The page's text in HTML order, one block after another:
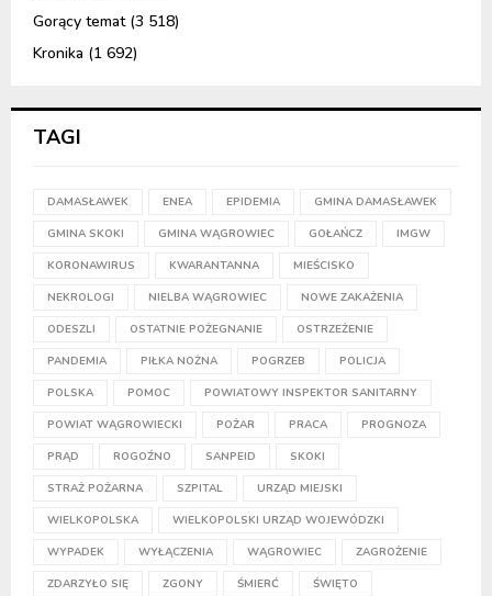
Gorący temat(3 518)
Kronika (1 692)
TAGI
DAMASŁAWEK ENEA EPIDEMIA GMINA DAMASŁAWEK
GMINA SKOKI GMINA WĄGROWIEC GOŁAŃCZ IMGW
KORONAWIRUS KWARANTANNA MIEŚCISKO
NEKROLOGI NIELBA WĄGROWIEC NOWE ZAKAŻENIA
ODESZLI OSTATNIE POŻEGNANIE OSTRZEŻENIE
PANDEMIA PIŁKA NOŻNA POGRZEB POLICJA
POLSKA POMOC POWIATOWY INSPEKTOR SANITARNY
POWIAT WĄGROWIECKI POŻAR PRACA PROGNOZA
PRĄD ROGOŹNO SANPEID SKOKI
STRAŻ POŻARNA SZPITAL URZĄD MIEJSKI
WIELKOPOLSKA WIELKOPOLSKI URZĄD WOJEWÓDZKI
WYPADEK WYŁĄCZENIA WĄGROWIEC ZAGROŻENIE
ZDARZYŁO SIĘ ZGONY ŚMIERĆ ŚWIĘTO